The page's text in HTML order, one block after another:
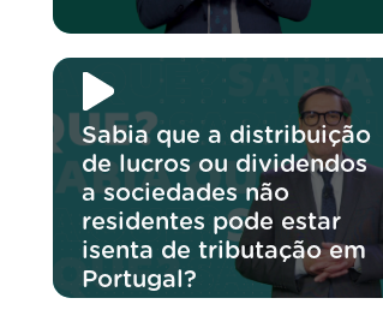
Sabia que a distribuição
de lucros ou dividendos
a sociedades não
residentes pode estar
isenta de tributação em
Portugal?